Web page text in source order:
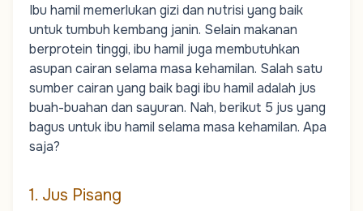
Ibu hamil memerlukan gizi dan nutrisi yang baik
untuk tumbuh kembang janin. Selain makanan
berprotein tinggi, ibu hamil juga membutuhkan
asupan cairan selama masa kehamilan. Salah satu
sumber cairan yang baik bagi ibu hamil adalah jus
buah-buahan dan sayuran. Nah, berikut 5 jus yang
bagus untuk ibu hamil selama masa kehamilan. Apa
saja?
1. Jus Pisang